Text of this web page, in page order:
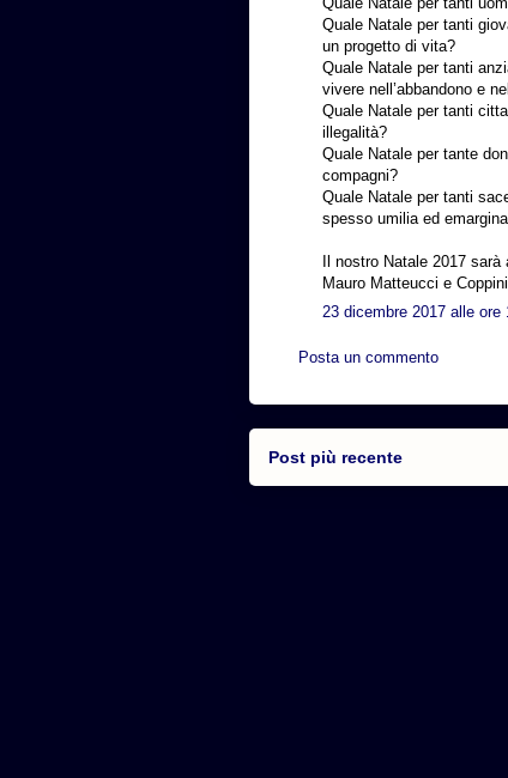
Quale Natale per tanti
un progetto di vita?
Quale Natale per tanti
vivere nell’abbandono e
Quale Natale per tanti
illegalità?
Quale Natale per tante
compagni?
Quale Natale per tanti
spesso umilia ed
Il nostro Natale 2017 sarà
Mauro Matteucci e
23 dicembre 2017 alle ore
Posta un commento
Post più recente